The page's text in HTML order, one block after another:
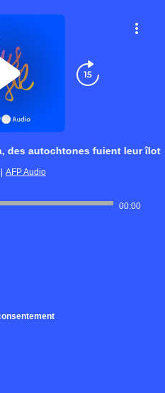
des autochtones fuient leur îlot
AFP Audio
00:00